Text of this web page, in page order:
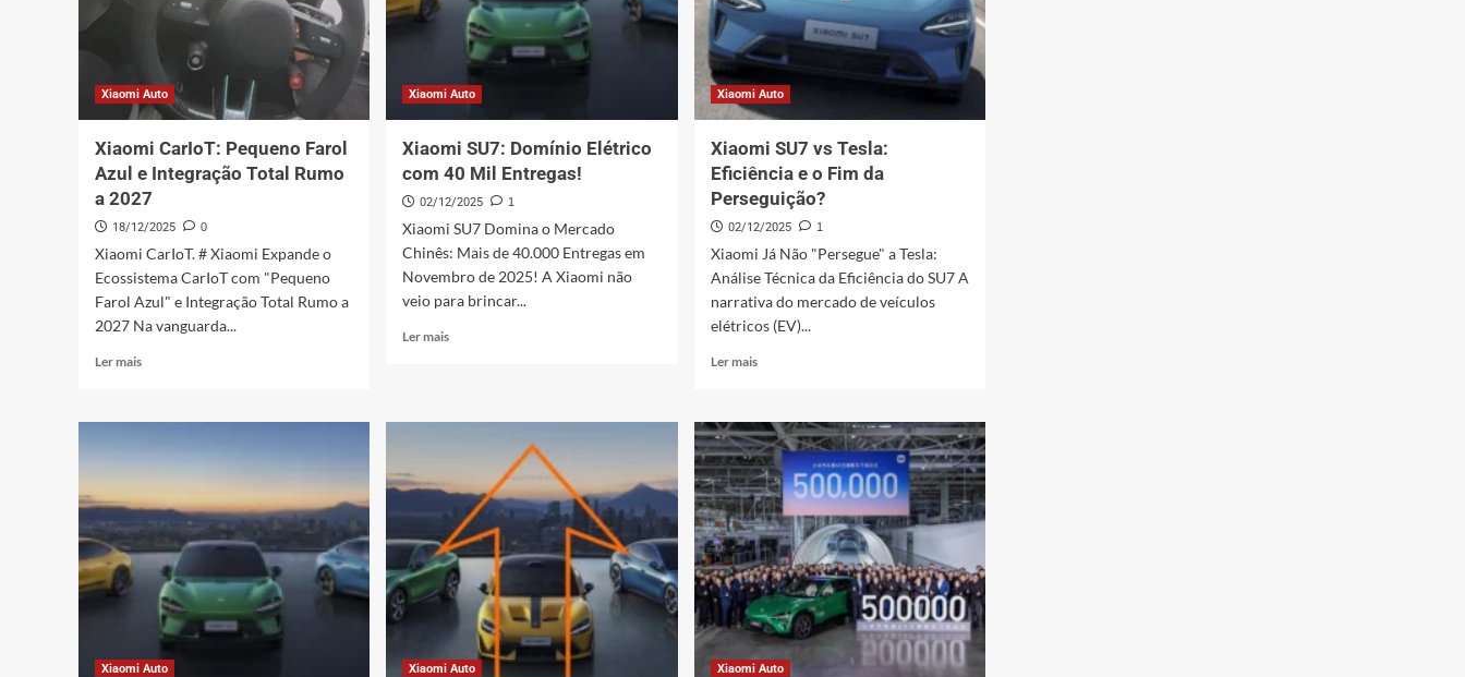
Desvenda
o
SUV
Xiaomi Auto
Xiaomi CarIoT: Pequeno Farol
Azul e Integração Total Rumo
a 2027
18/12/2025 0
Xiaomi CarIoT. # Xiaomi Expande o
Ecossistema CarIoT com "Pequeno
Farol Azul" e Integração Total Rumo a
2027 Na vanguarda...
Ler maisLeia
Xiaomi
Azul
Integração
Total
Rumo
2027
Xiaomi Auto
Xiaomi SU7: Domínio Elétrico
com 40 Mil Entregas!
02/12/2025 1
Xiaomi SU7 Domina o Mercado
Chinês: Mais de 40.000 Entregas em
Novembro de 2025! A Xiaomi não
veio para brincar...
Ler maisLeia
40
Mil
Entregas!
Xiaomi Auto
Xiaomi SU7 vs Tesla:
Eficiência e o Fim da
Perseguição?
02/12/2025 1
Xiaomi Já Não "Persegue" a Tesla:
Análise Técnica da Eficiência do SU7 A
narrativa do mercado de veículos
elétricos (EV)...
Ler maisLeia
Xiaomi
SU7
vs
Tesla:
Eficiência
e
o
Fim
da
Perseguição?
Xiaomi Auto Xiaomi Auto Xiaomi Auto